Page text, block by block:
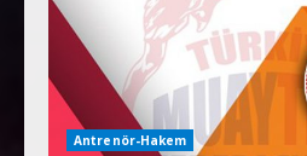
Antrenör-Hakem